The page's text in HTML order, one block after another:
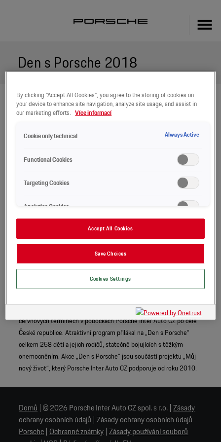
Den s Porsche 2018
 
Společnost Porsche Inter Auto CZ, pozvala již šestým rokem v řadě
s Porsche“. Letošní ročník probíhal v tradičních květnových a
červnových termínech v pobočkách Porsche Inter Auto CZ po celé
České republice. Atraktivní program přilákal na „Den s Porsche“
celkem 258 dětí a jejich rodičů, statečně bojujících s těžkým
onemocněním. Akce „Den s Porsche“ jsou součástí projektu „Můj
nový život“, který Porsche Inter Auto CZ podporuje od roku 2010.
Domů|© 2026 Porsche Inter Auto CZ spol. s r.o. |Zásady
ochrany osobních údajů|Zásady ochrany osobních údajů
Porsche|Ochranné známky|Zásady používání souborů
By clicking “Accept All Cookies”, you agree to the storing of cookies on
your device to enhance site navigation, analyze site usage, and assist in
our marketing efforts. Více informací
Cookie only technical Always Active
Functional Cookies
Targeting Cookies
Analytics Cookies
Accept All Cookies
Save Choices
Cookies Settings